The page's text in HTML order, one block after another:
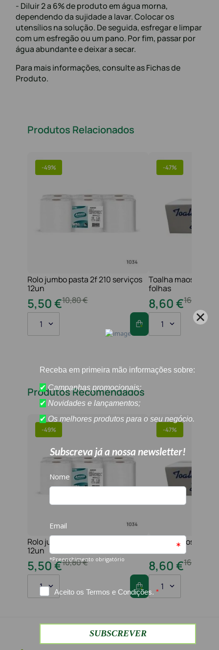
- Diluir 2 a 6% de produto em água morna,
dependendo da sujidade a lavar. Colocar os
utensílios na solução. De seguida, esfregar e limpar
com um esfregão ou um pano. Por fim, passar por
água abundante e deixar a secar.
Para mais informações, consulte as Fichas de
Produto.
Produtos Relacionados
-49%
Rolo jumbo pasta 2f 210 serviços
12un
10,80€
5,50€
1
-47%
Toalha maos 2f
folhas
16
8,60€
1
Produtos Recomendados
-49%
Rolo jumbo pasta 2f 210 serviços
12un
10,80€
5,50€
1
-47%
Toalha maos 2f
16
8,60€
1